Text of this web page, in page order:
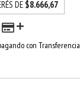
DE $8.666,67
con